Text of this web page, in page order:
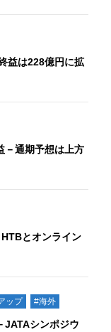
益は228億円に拡
－通期予想は上方
とオンライン
ップ #海外
JATAシンポジウ